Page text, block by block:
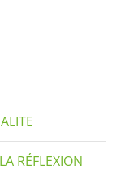
RÉFLEXION